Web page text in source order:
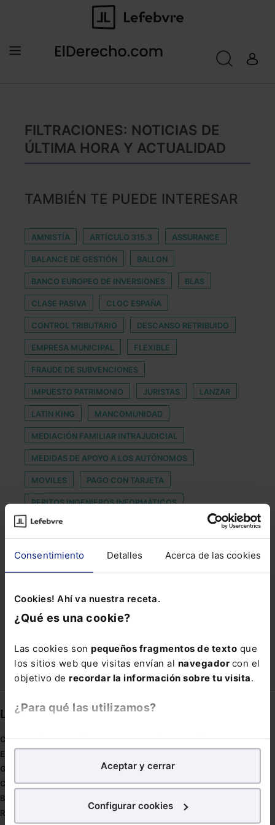
Consentimiento Detalles Acerca de las cookies
Cookies! Ahí va nuestra receta.
¿Qué es una cookie?
Las cookies son pequeños fragmentos de texto que
los sitios web que visitas envían al navegador con el
objetivo de recordar la información sobre tu visita.
¿Para qué las utilizamos?
analíticospara tratar demejorar tu experienciaen
nuestra página web. También con fines publicitarios,
para poder mostrarte publicidad y contenidos de tu
Aceptar y cerrar
Configurar cookies
FILTRACIONES: NOTICIAS DE
ÚLTIMA HORA Y ACTUALIDAD
TAMBIÉN TE PUEDE INTERESAR
AMNISTÍA ARTÍCULO 315.3 ASSURANCE
BALANCE DE GESTIÓN BALLON
BANCO EUROPEO DE INVERSIONES BLAS
CLASE PASIVA CLOC ESPAÑA
CONTROL TRIBUTARIO DESCANSO RETRIBUIDO
EMPRESA MUNICIPAL FLEXIBLE
FRAUDE DE SUBVENCIONES
IMPUESTO PATRIMONIO JURISTAS LANZAR
LATIN KING MANCOMUNIDAD
MEDIACIÓN FAMILIAR INTRAJUDICIAL
MEDIDAS DE APOYO A LOS AUTÓNOMOS
MOVILES PAGO CON TARJETA
PERITOS INGENIEROS INFORMÁTICOS
PLAZOS PARA DEVOLUCIÓN DE PRODUCTOS
VEHÍCULOS
Links directos
Coronavirus
Estudio de salud abogacía
Gestión de despachos
Compliance
Buenas Prácticas Tributarias
RGPD